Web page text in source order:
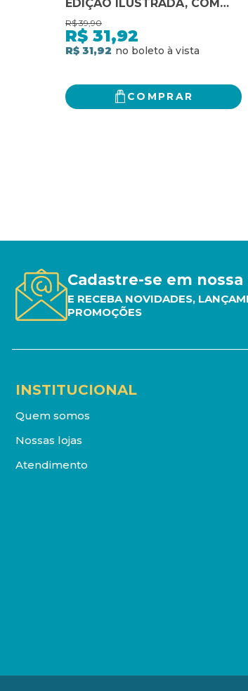
EDIÇÃO ILUSTRADA, COM
TESTE PARA DESCOBRIR A
SUA LINGUAGEM DO AMOR
R$ 39,90
R$ 31,92
R$ 31,92
COMPRAR
Cadastre-se em
E RECEBA NOVIDADES,
PROMOÇÕES
INSTITUCIONAL
Quem somos
Nossas lojas
Atendimento